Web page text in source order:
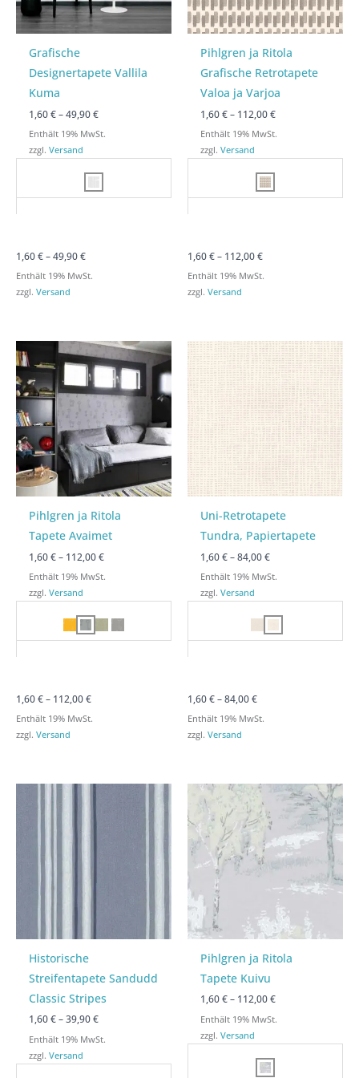
Grafische
Designertapete Vallila
Kuma
1,60€ –49,90€
Enthält 19% MwSt.
zzgl.Versand
1,60€–49,90€
Enthält 19% MwSt.
zzgl. Versand
Pihlgren ja Ritola
Grafische Retrotapete
Valoa ja Varjoa
1,60€ – 112,00€
Enthält 19% MwSt.
zzgl.Versand
1,60€– 112,00€
Enthält 19% MwSt.
zzgl. Versand
Pihlgren ja Ritola
Tapete Avaimet
1,60€ – 112,00€
Preisspanne:
1,60 €
bis
112,00 €
Enthält 19% MwSt.
zzgl.Versand
1,60€– 112,00€
Preisspanne:
1,60 €
bis
112,00 €
Enthält 19% MwSt.
zzgl. Versand
Uni-Retrotapete
Tundra, Papiertapete
1,60€ –84,00€
Preisspanne:
1,60 €
bis
84,00 €
Enthält 19% MwSt.
zzgl.Versand
1,60€–84,00€
Preisspanne:
1,60 €
bis
84,00 €
Enthält 19% MwSt.
zzgl. Versand
Historische
Streifentapete Sandudd
Classic Stripes
1,60€ –39,90€
Enthält 19% MwSt.
zzgl.Versand
Pihlgren ja Ritola
Tapete Kuivu
1,60€ – 112,00€
Preisspanne:
1,60 €
112,00 €
Enthält 19% MwSt.
zzgl.Versand
Preisspanne:
1,60 €
bis
112,00 €